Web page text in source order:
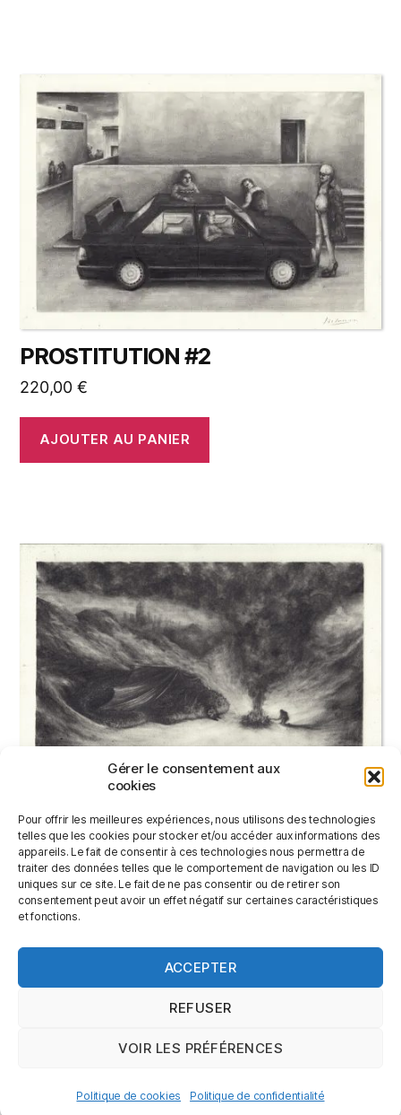
Gérer le consentement aux
cookies
Pour offrir les meilleures expériences, nous utilisons des technologies
telles que les cookies pour stocker et/ou accéder aux informations des
appareils. Le fait de consentir à ces technologies nous permettra de
traiter des données telles que le comportement de navigation ou les ID
uniques sur ce site. Le fait de ne pas consentir ou de retirer son
consentement peut avoir un effet négatif sur certaines caractéristiques
et fonctions.
ACCEPTER
REFUSER
VOIR LES PRÉFÉRENCES
Politique de cookies Politique de confidentialité
PROSTITUTION #2
220,00 €
AJOUTER AU PANIER
DEUX HOMMES ET UN DRAGON
220,00€
LIRE LA SUITE
Jérémy Le Corvaisier